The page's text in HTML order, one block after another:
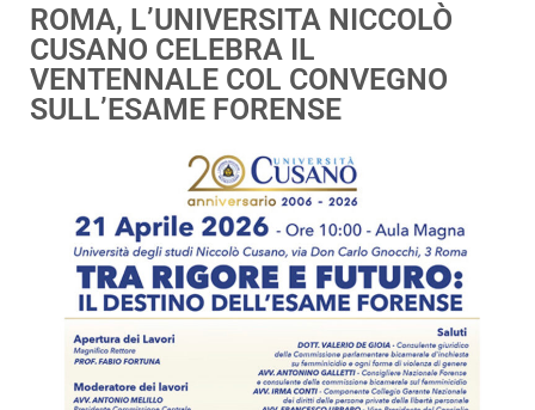
ROMA, L’UNIVERSITA NICCOLÒ
CUSANO CELEBRA IL
VENTENNALE COL CONVEGNO
SULL’ESAME FORENSE